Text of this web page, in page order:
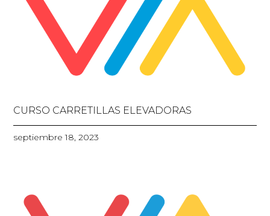
CURSO CARRETILLAS ELEVADORAS
septiembre 18, 2023